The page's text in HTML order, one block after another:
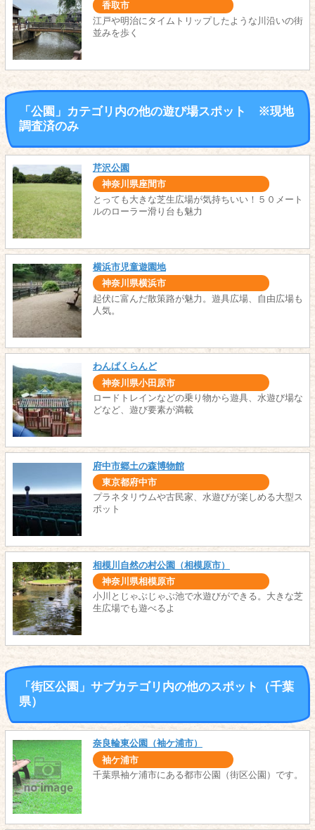
香取市
江戸や明治にタイムトリップしたような川沿いの街
並みを歩く
「公園」カテゴリ内の他の遊び場スポット ※現地
調査済のみ
芹沢公園
神奈川県座間市
とっても大きな芝生広場が気持ちいい！５０メート
ルのローラー滑り台も魅力
横浜市児童遊園地
神奈川県横浜市
起伏に富んだ散策路が魅力。遊具広場、自由広場も
人気。
わんぱくらんど
神奈川県小田原市
ロードトレインなどの乗り物から遊具、水遊び場な
どなど、遊び要素が満載
府中市郷土の森博物館
東京都府中市
プラネタリウムや古民家、水遊びが楽しめる大型ス
ポット
相模川自然の村公園（相模原市）
神奈川県相模原市
小川とじゃぶじゃぶ池で水遊びができる。大きな芝
生広場でも遊べるよ
「街区公園」サブカテゴリ内の他のスポット（千葉
県）
奈良輪東公園（袖ケ浦市）
袖ケ浦市
千葉県袖ケ浦市にある都市公園（街区公園）です。